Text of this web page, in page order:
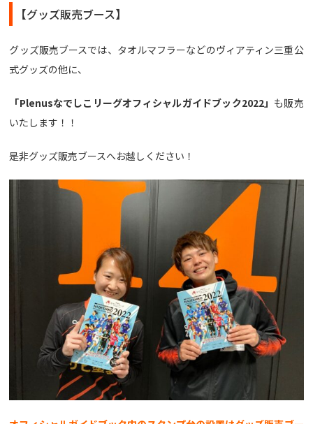
【グッズ販売ブース】
グッズ販売ブースでは、タオルマフラーなどのヴィアティン三重公
式グッズの他に、
「Plenusなでしこリーグオフィシャルガイドブック2022」 も販売
いたします！！
是非グッズ販売ブースへお越しください！